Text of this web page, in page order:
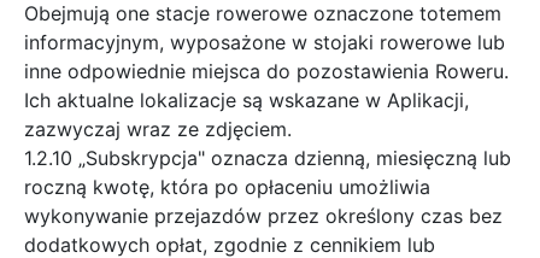
Obejmują one stacje rowerowe oznaczone totemem
informacyjnym, wyposażone w stojaki rowerowe lub
inne odpowiednie miejsca do pozostawienia Roweru.
Ich aktualne lokalizacje są wskazane w Aplikacji,
zazwyczaj wraz ze zdjęciem.
1.2.10 „Subskrypcja" oznacza dzienną, miesięczną lub
roczną kwotę, która po opłaceniu umożliwia
wykonywanie przejazdów przez określony czas bez
dodatkowych opłat, zgodnie z cennikiem lub